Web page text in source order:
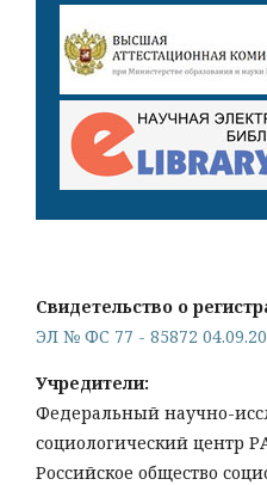
Свидетельство о
ЭЛ № ФС 77 - 85872
Учредители:
Федеральный научно-
социологический центр
Российское общество